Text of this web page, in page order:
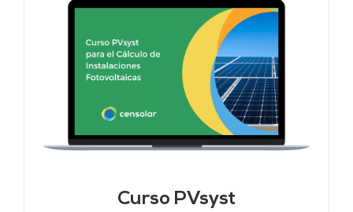
Curso PVsyst